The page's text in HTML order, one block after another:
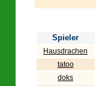
Spieler
Hausdrachen
tatoo
doks